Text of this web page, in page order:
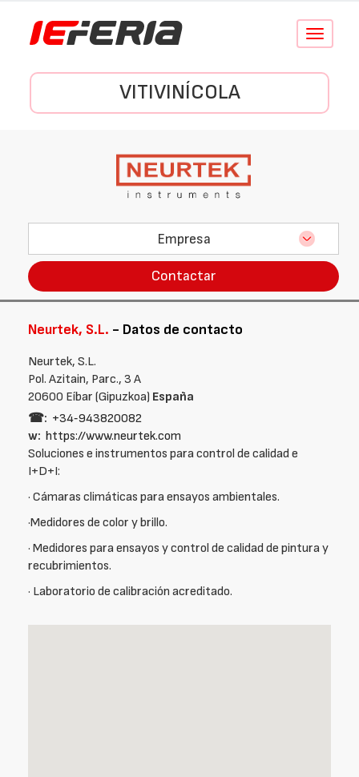
Conmutar
VITIVINÍCOLA
Empresa
Contactar
Neurtek, S.L. - Datos de contacto
Neurtek, S.L.
Pol. Azitain, Parc., 3 A
20600 Eíbar (Gipuzkoa) España
☎: +34‑943820082
w: https://www.neurtek.com
Soluciones e instrumentos para control de calidad e
I+D+I:
· Cámaras climáticas para ensayos ambientales.
·Medidores de color y brillo.
· Medidores para ensayos y control de calidad de pintura y
recubrimientos.
· Laboratorio de calibración acreditado.